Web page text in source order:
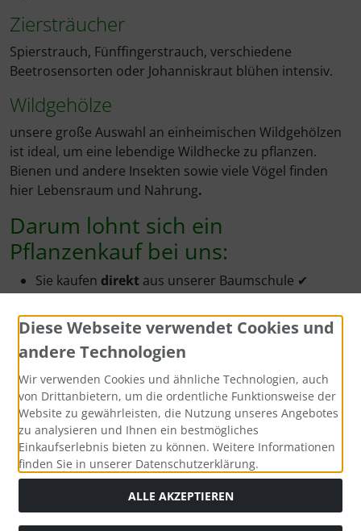
Ziersträucher
Spierstrauch, Fünffingerstrauch, verschiedene
Beetrosensorten oder Johanniskraut blühen intensiv.
Wildgehölze
unsere große Auswahl an einheimischen Wildgehölzen
ist ideal, um eine lebendige Wildhecke zu pflanzen.
Bienen und andere Insekten sowie viele Vögel finden
hier Lebensraum und Nahrung.
Darum lohnt sich ein
Pflanzenkauf bei uns:
Sie kaufen direkt aus unserer Baumschule ✔
günstigenPreisen ein ✔
Sie erhalten die Pflanzen kurzfristig bzw. zum
Wunschtermin -frischund
Pflanzenbeet ✔
Sie bekommen in aller Regel denZustellungstag
mitgeteilt, meist per telefonischer Kurz-Info ✔
Sie werden freundlich und kompetent
gerne auchtelefonisch ✔
durch dieAnwachsgarantiekaufen Sieohne
Diese Webseite verwendet Cookies und
andere Technologien
Wir verwenden Cookies und ähnliche Technologien, auch
von Drittanbietern, um die ordentliche Funktionsweise der
Website zu gewährleisten, die Nutzung unseres Angebotes
zu analysieren und Ihnen ein bestmögliches
Einkaufserlebnis bieten zu können. Weitere Informationen
finden Sie in unserer Datenschutzerklärung.
ALLE AKZEPTIEREN